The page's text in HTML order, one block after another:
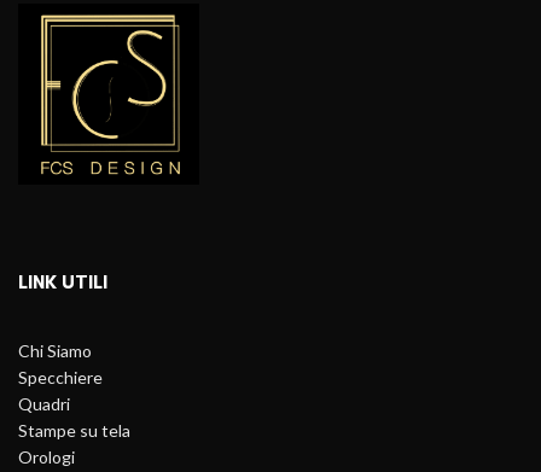
LINK UTILI
Chi Siamo
Specchiere
Quadri
Stampe su tela
Orologi